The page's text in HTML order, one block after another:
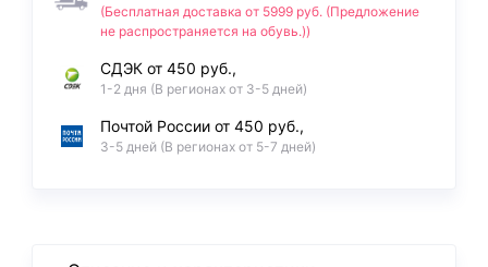
(Бесплатная доставка от 5999 руб. (Предложение
не распространяется на обувь.))
СДЭК от 450 руб.,
1-2 дня (В регионах от 3-5 дней)
Почтой России от 450 руб.,
3-5 дней (В регионах от 5-7 дней)